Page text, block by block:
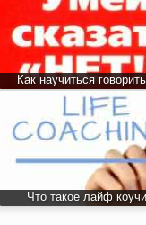
Как научиться
Что такое лайф